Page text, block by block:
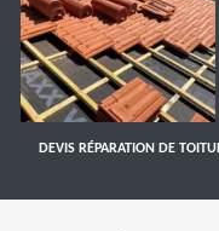
DEVIS RÉPARATION DE